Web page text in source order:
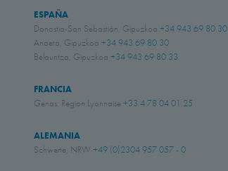
ESPAÑA
Donostia-San Sebastián, Gipuzkoa +34 943 69 80 30
Anoeta, Gipuzkoa +34 943 69 80 30
Belauntza, Gipuzkoa +34 943 69 80 33
FRANCIA
Genas, Region Lyonnaise+33 4 78 04 01 25
ALEMANIA
Schwerte, NRW +49 (0)2304 957 057 - 0